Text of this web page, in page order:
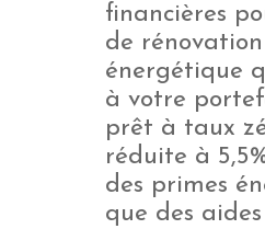
financières
de rénovation
énergétique
à votre
prêt à taux
réduite à
des primes
que des